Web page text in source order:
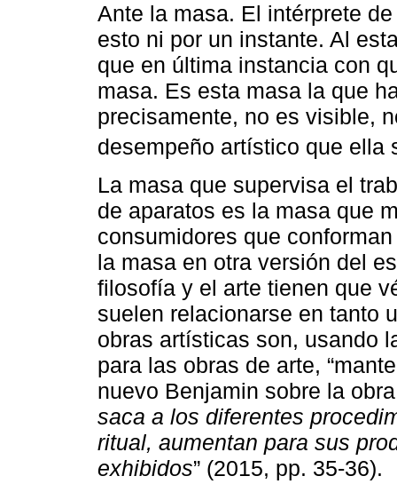
Ante la masa. El intérprete
esto ni por un instante. Al
que en última instancia con
masa. Es esta masa la que
precisamente, no es visible,
desempeño artístico que ella
La masa que supervisa el
de aparatos es la masa que
consumidores que
la masa en otra versión del
filosofía y el arte tienen que
suelen relacionarse en tanto
obras artísticas son, usando
para las obras de arte,
nuevo Benjamin sobre la
saca a los diferentes
ritual, aumentan para sus
exhibidos” (2015, pp. 35-36).